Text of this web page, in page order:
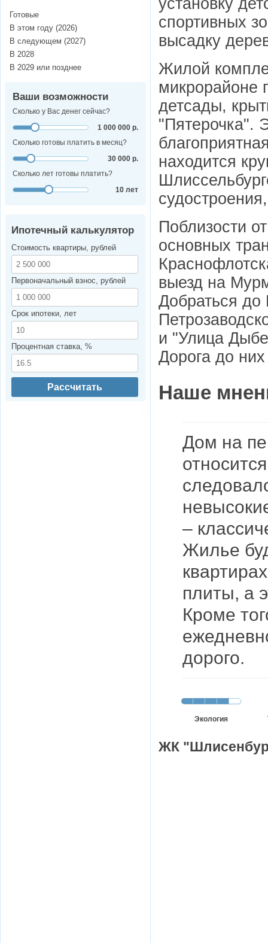
спортивных
высадку
Жилой
микрорайоне
детсады,
"Пятерочка".
находится
Поблизости
основных
выезд на
Добраться до
и "Улица
Дорога до
Наше
Дом на
–
Жилье
плиты, а
Кроме
дорого.
Экология
ЖК
Готовые
В этом году (2026)
В следующем (2027)
В 2028
В 2029 или позднее
Ваши возможности
Сколько у Вас денег сейчас?
1 000 000 р.
Сколько готовы платить в месяц?
30 000 р.
Сколько лет готовы платить?
10 лет
Ипотечный калькулятор
Стоимость квартиры, рублей
Первоначальный взнос, рублей
Срок ипотеки, лет
Процентная ставка, %
Рассчитать